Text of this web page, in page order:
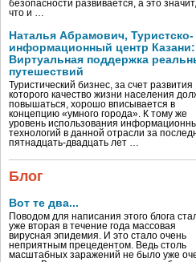
безопасности развивается, а это значит,
что и …
Наталья Абрамович, Туристско-
информационный центр Казани:
Виртуальная поддержка
путешествий
Туристический бизнес, за счет развития
которого качество жизни населения
повышаться, хорошо вписывается в
концепцию «умного города». К тому же
уровень использования
технологий в данной отрасли за
пятнадцать-двадцать лет …
Блог
Вот те два...
Поводом для написания этого блога
уже вторая в течение года массовая
вирусная эпидемия. И это стало очень
неприятным прецедентом. Ведь столь
масштабных заражений не было уже